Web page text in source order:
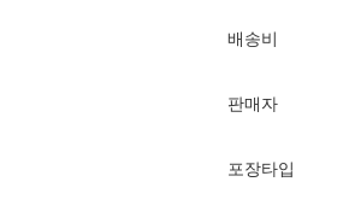
배송비
판매자
포장타입